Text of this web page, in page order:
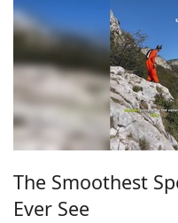
The Smoothest
Ever See